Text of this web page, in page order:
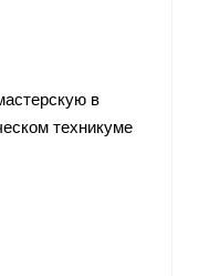
в
техникуме